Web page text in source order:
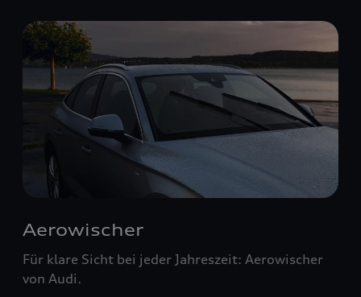
Aerowischer
Für klare Sicht bei jeder Jahreszeit: Aerowischer
von Audi.